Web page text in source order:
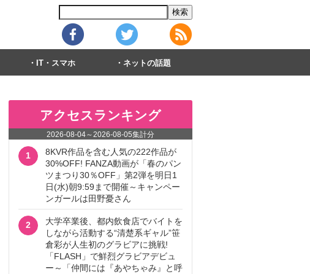
IT・スマホ ネットの話題
アクセスランキング
2026-08-04～2026-08-05集計分
1
8KVR作品を含む人気の222作品が
30%OFF! FANZA動画が「春のパン
ツまつり30％OFF」第2弾を明日1
日(水)朝9:59まで開催～キャンペー
ンガールは田野憂さん
2
大学卒業後、都内飲食店でバイトを
しながら活動する“清楚系ギャル”笹
倉彩が人生初のグラビアに挑戦!
「FLASH」で鮮烈グラビアデビュ
ー～「仲間には『あやちゃみ』と呼